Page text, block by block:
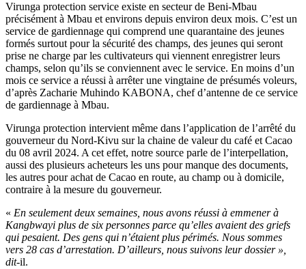
Virunga protection service existe en secteur de Beni-Mbau
précisément à Mbau et environs depuis environ deux mois. C’est un
service de gardiennage qui comprend une quarantaine des jeunes
formés surtout pour la sécurité des champs, des jeunes qui seront
prise ne charge par les cultivateurs qui viennent enregistrer leurs
champs, selon qu’ils se conviennent avec le service. En moins d’un
mois ce service a réussi à arrêter une vingtaine de présumés voleurs,
d’après Zacharie Muhindo KABONA, chef d’antenne de ce service
de gardiennage à Mbau.
Virunga protection intervient même dans l’application de l’arrêté du
gouverneur du Nord-Kivu sur la chaine de valeur du café et Cacao
du 08 avril 2024. A cet effet, notre source parle de l’interpellation,
aussi des plusieurs acheteurs les uns pour manque des documents,
les autres pour achat de Cacao en route, au champ ou à domicile,
contraire à la mesure du gouverneur.
« En seulement deux semaines, nous avons réussi à emmener à
Kangbwayi plus de six personnes parce qu’elles avaient des griefs
qui pesaient. Des gens qui n’étaient plus périmés. Nous sommes
vers 28 cas d’arrestation. D’ailleurs, nous suivons leur dossier »,
dit-il.